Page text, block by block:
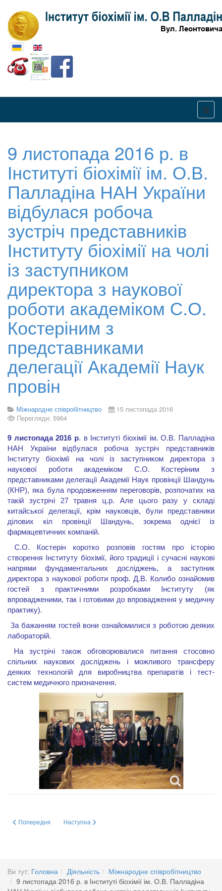
Оберіть свою мову
9 листопада 2016 р. в
Інституті біохімії ім. О.В.
Палладіна НАН України
відбулася робоча
зустріч представників
Інституту біохімії на чолі
із заступником
директора з наукової
роботи академіком С.О.
Костеріним з
представниками
делегації Академії Наук
провін
Міжнародне співробітництво
15 листопада 2016
Перегляди: 5964
9 листопада 2016 р. в Інституті біохімії ім. О.В. Палладіна
НАН України відбулася робоча зустріч представників
Інституту біохімії на чолі із заступником директора з
наукової роботи академіком С.О. Костеріним з
представниками делегації Академії Наук провінції Шандунь
(КНР), яка була продовженням переговорів, розпочатих на
такій зустрічі 27 травня ц.р. Але цього разу у складі
китайської делегації, крім науковців, були представники
ділових кіл провінції Шандунь, зокрема однієї із
фармацевтичних компаній.
С.О. Костерін коротко розповів гостям про історію
створення Інституту біохімії, його традиції і сучасні наукові
напрями фундаментальних досліджень, а заступник
директора з наукової роботи проф. Д.В. Колибо ознайомив
гостей з практичними розробками Інституту (як
впровадженими, так і готовими до впровадження у медичну
практику).
За бажанням гостей вони ознайомилися з роботою деяких
лабораторій.
На зустрічі також обговорювалися питання стосовно
спільних наукових досліджень і можливого трансферу
деяких технологій для виробництва препаратів і тест-
систем медичного призначення.
Попередня стаття: МІЖНАРОДНЕ СПІВРОБІТНИЦТВО
Попередня Наступна стаття: 04.11. 2016 р. відбулася зустріч
Наступна
Ви тут: Головна Діяльність
Міжнародне співробітництво
9 листопада 2016 р. в Інституті біохімії ім. О.В. Палладіна